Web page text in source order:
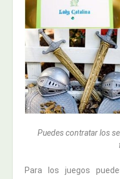
Puedes contratar los
Para los juegos